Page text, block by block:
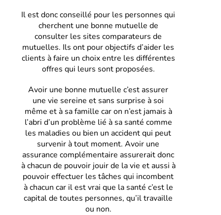
Il est donc conseillé pour les personnes qui
cherchent une bonne mutuelle de
consulter les sites comparateurs de
mutuelles. Ils ont pour objectifs d’aider les
clients à faire un choix entre les différentes
offres qui leurs sont proposées.
Avoir une bonne mutuelle c’est assurer
une vie sereine et sans surprise à soi
même et à sa famille car on n’est jamais à
l’abri d’un problème lié à sa santé comme
les maladies ou bien un accident qui peut
survenir à tout moment. Avoir une
assurance complémentaire assurerait donc
à chacun de pouvoir jouir de la vie et aussi à
pouvoir effectuer les tâches qui incombent
à chacun car il est vrai que la santé c’est le
capital de toutes personnes, qu’il travaille
ou non.